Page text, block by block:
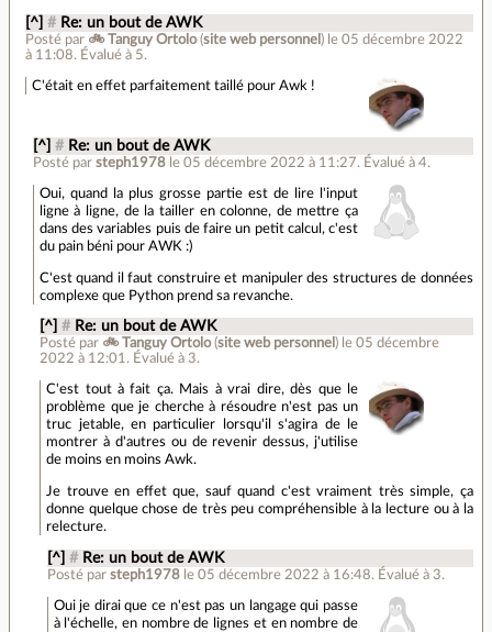
[^] # Re: un bout de AWK
Posté par 🚲 Tanguy Ortolo(site web personnel ) le 05 décembre 2022
à 11:08. Évalué à 5.
C'était en effet parfaitement taillé pour Awk !
[^] # Re: un bout de AWK
Posté par steph1978 le 05 décembre 2022 à 11:27. Évalué à 4.
Oui, quand la plus grosse partie est de lire l'input
ligne à ligne, de la tailler en colonne, de mettre ça
dans des variables puis de faire un petit calcul, c'est
du pain béni pour AWK :)
C'est quand il faut construire et manipuler des structures de données
complexe que Python prend sa revanche.
[^] # Re: un bout de AWK
Posté par 🚲 Tanguy Ortolo(site web personnel ) le 05 décembre
2022 à 12:01 . Évalué à 3.
C'est tout à fait ça. Mais à vrai dire, dès que le
problème que je cherche à résoudre n'est pas un
truc jetable, en particulier lorsqu'il s'agira de le
montrer à d'autres ou de revenir dessus, j'utilise
de moins en moins Awk.
Je trouve en effet que, sauf quand c'est vraiment très simple, ça
donne quelque chose de très peu compréhensible à la lecture ou à la
relecture.
[^] # Re: un bout de AWK
Posté par steph1978 le 05 décembre 2022 à 16:48. Évalué à 3.
Oui je dirai que ce n'est pas un langage qui passe
à l'échelle, en nombre de lignes et en nombre de